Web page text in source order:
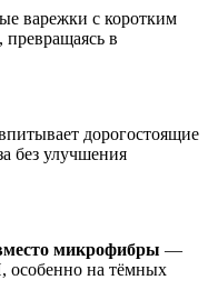
варежки с коротким
превращаясь в
дорогостоящие
без улучшения
микрофибры —
особенно на тёмных